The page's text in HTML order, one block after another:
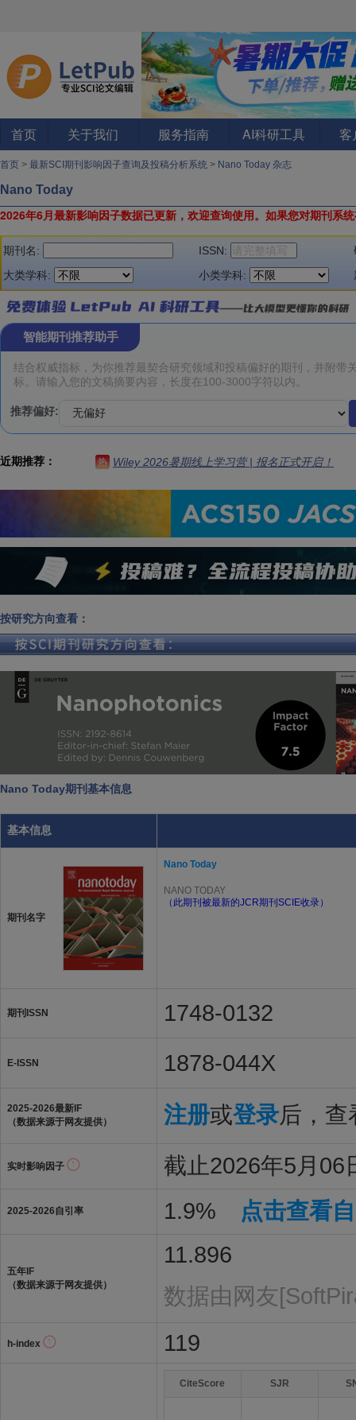
首页 关于我们 服务指南 AI科研工具 客
首页 > 最新SCI期刊影响因子查询及投稿分析系统 > Nano Today 杂志
Nano Today
2026年6月最新影响因子数据已更新，欢迎查询使用。 如果您对期刊系
期刊名: ISSN:
大类学科:
小类学科:
智能期刊推荐助手
推荐偏好:
近期推荐： 热 Wiley 2026暑期线上学习营 | 报名正式开启！
按研究方向查看：
Nano Today期刊基本信息
基本信息
期刊名字
Nano Today
NANO TODAY
（此期刊被最新的JCR期刊SCIE收录）
期刊ISSN 1748-0132
E-ISSN 1878-044X
2025-2026最新IF
（数据来源于网友提供）
注册或登录后，查
实时影响因子 截止2026年5月06
2025-2026自引率 1.9% 点击查看
五年IF
（数据来源于网友提供）
11.896
数据由网友
h-index 119
CiteScore SJR